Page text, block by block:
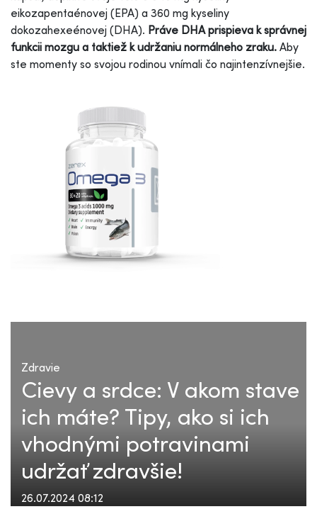
eikozapentaénovej (EPA) a 360 mg kyseliny
dokozahexeénovej (DHA). Práve DHA prispieva k správnej
funkcii mozgu a taktiež k udržaniu normálneho zraku. Aby
ste momenty so svojou rodinou vnímali čo najintenzívnejšie.
Zdravie
Cievy a srdce: V akom stave
ich máte? Tipy, ako si ich
vhodnými potravinami
udržať zdravšie!
26.07.2024 08:12